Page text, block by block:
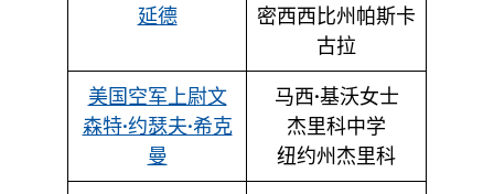
延德
密西西比州帕斯卡
古拉
美国空军上尉文
森特·约瑟夫·希克
曼
马西·基沃女士
杰里科中学
纽约州杰里科